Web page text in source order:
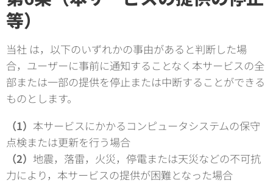
等）
当社 は，以下のいずれかの事由があると判断した場
合，ユーザーに事前に通知することなく本サービスの全
部または一部の提供を停止または中断することができる
ものとします。
（1） 本サービスにかかるコンピュータシステムの保守
点検または更新を行う場合
（2） 地震，落雷，火災，停電または天災などの不可抗
力により，本サービスの提供が困難となった場合